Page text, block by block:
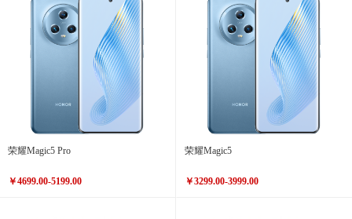
荣耀Magic5 Pro
￥4699.00-5199.00
荣耀Magic5
￥3299.00-3999.00